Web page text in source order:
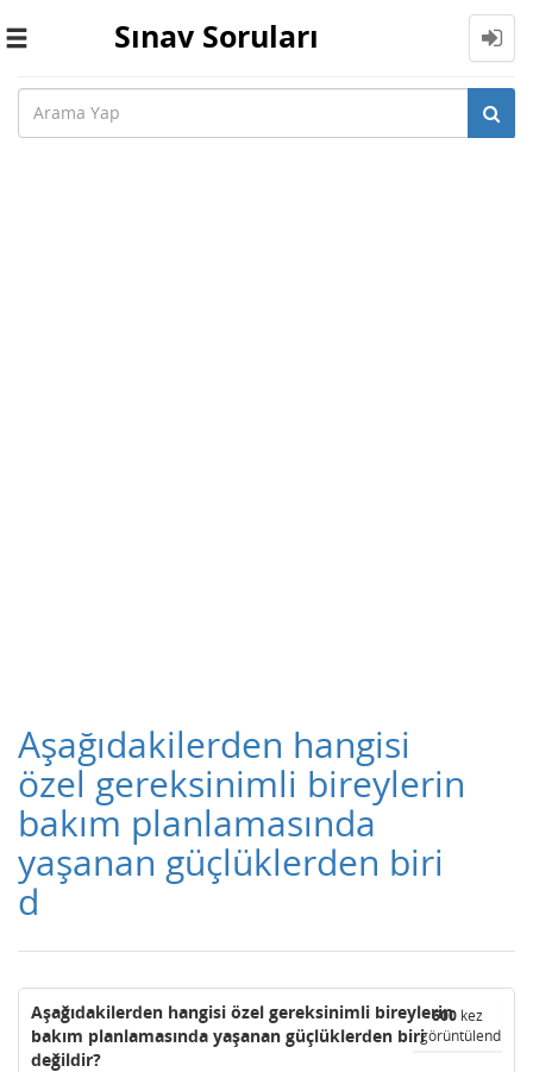
Toggle
Sınav Soruları
Aşağıdakilerden hangisi
özel gereksinimli bireylerin
bakım planlamasında
yaşanan güçlüklerden biri
d
600 kez
görüntülendi
Aşağıdakilerden hangisi özel gereksinimli bireylerin
bakım planlamasında yaşanan güçlüklerden biri
değildir?